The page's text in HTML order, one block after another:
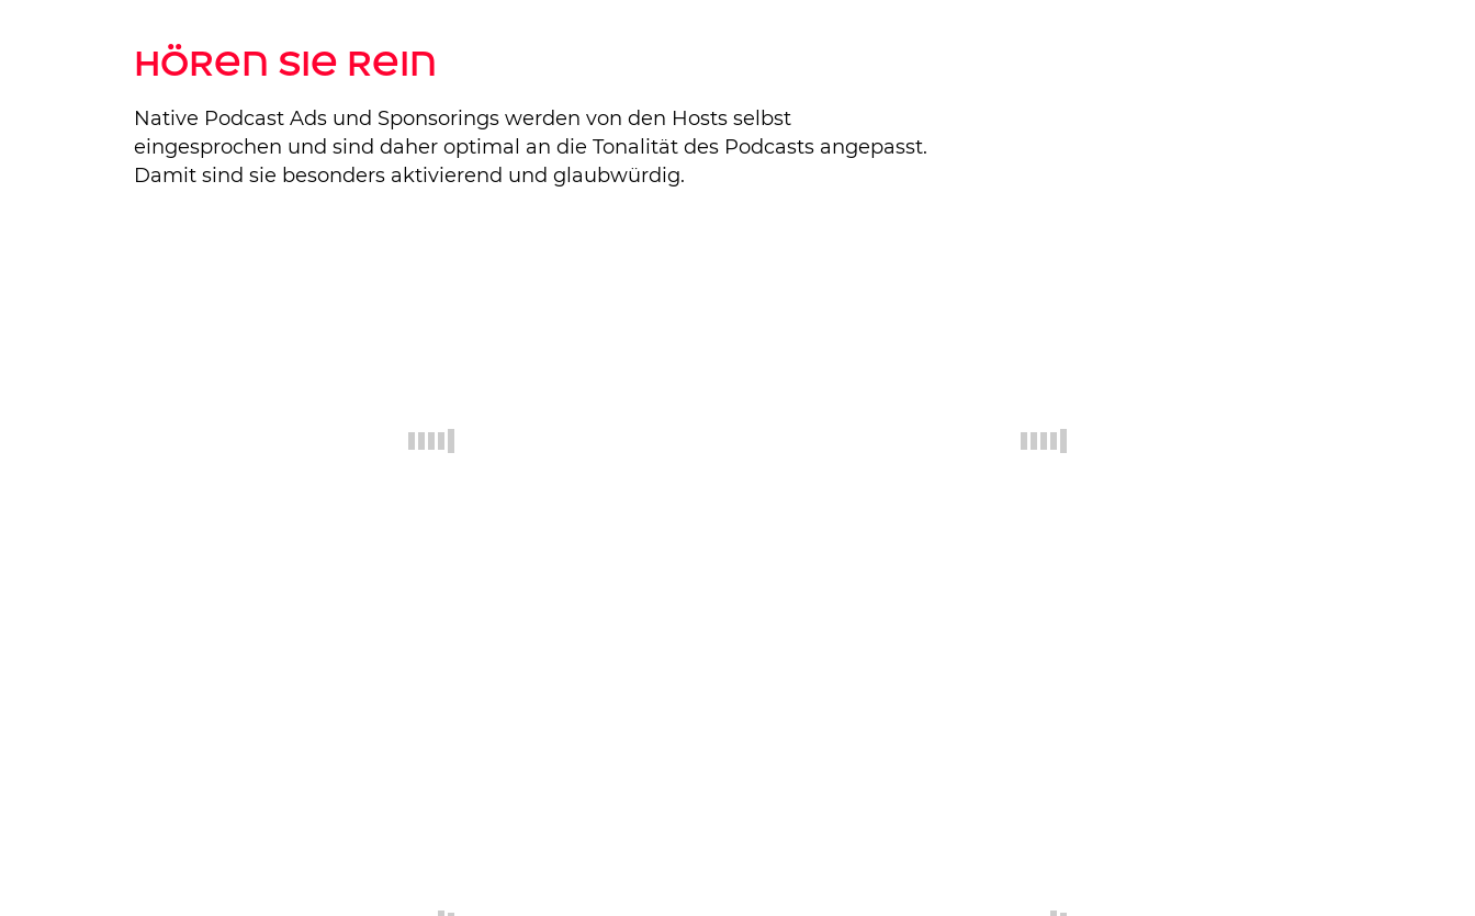
Hören Sie rein
Native Podcast Ads und Sponsorings werden von den Hosts selbst
eingesprochen und sind daher optimal an die Tonalität des Podcasts angepasst.
Damit sind sie besonders aktivierend und glaubwürdig.